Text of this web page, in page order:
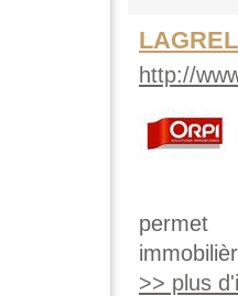
http://
permet
>> plus